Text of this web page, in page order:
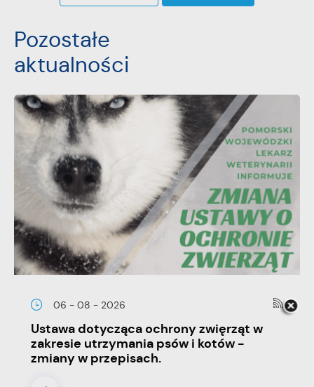
Pozostałe
aktualności
06 - 08 - 2026
Ustawa dotycząca ochrony zwięrząt w
zakresie utrzymania psów i kotów -
zmiany w przepisach.